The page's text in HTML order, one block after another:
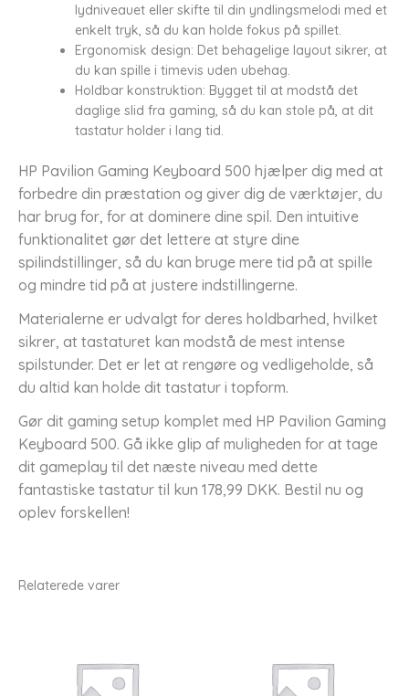
lydniveauet eller skifte til din yndlingsmelodi med et
enkelt tryk, så du kan holde fokus på spillet.
Ergonomisk design: Det behagelige layout sikrer, at
du kan spille i timevis uden ubehag.
Holdbar konstruktion: Bygget til at modstå det
daglige slid fra gaming, så du kan stole på, at dit
tastatur holder i lang tid.
HP Pavilion Gaming Keyboard 500 hjælper dig med at
forbedre din præstation og giver dig de værktøjer, du
har brug for, for at dominere dine spil. Den intuitive
funktionalitet gør det lettere at styre dine
spilindstillinger, så du kan bruge mere tid på at spille
og mindre tid på at justere indstillingerne.
Materialerne er udvalgt for deres holdbarhed, hvilket
sikrer, at tastaturet kan modstå de mest intense
spilstunder. Det er let at rengøre og vedligeholde, så
du altid kan holde dit tastatur i topform.
Gør dit gaming setup komplet med HP Pavilion Gaming
Keyboard 500. Gå ikke glip af muligheden for at tage
dit gameplay til det næste niveau med dette
fantastiske tastatur til kun 178,99 DKK. Bestil nu og
oplev forskellen!
Relaterede varer